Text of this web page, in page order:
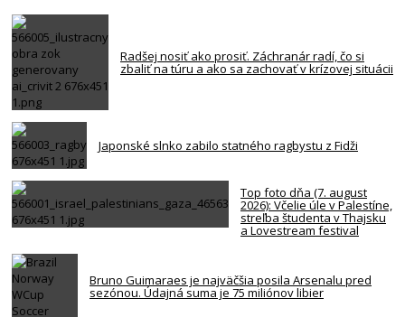
Radšej nosiť ako prosiť. Záchranár radí, čo si
zbaliť na túru a ako sa zachovať v krízovej situácii
Japonské slnko zabilo statného ragbystu z Fidži
Top foto dňa (7. august
2026): Včelie úle v Palestíne,
streľba študenta v Thajsku
a Lovestream festival
Bruno Guimaraes je najväčšia posila Arsenalu pred
sezónou. Údajná suma je 75 miliónov libier